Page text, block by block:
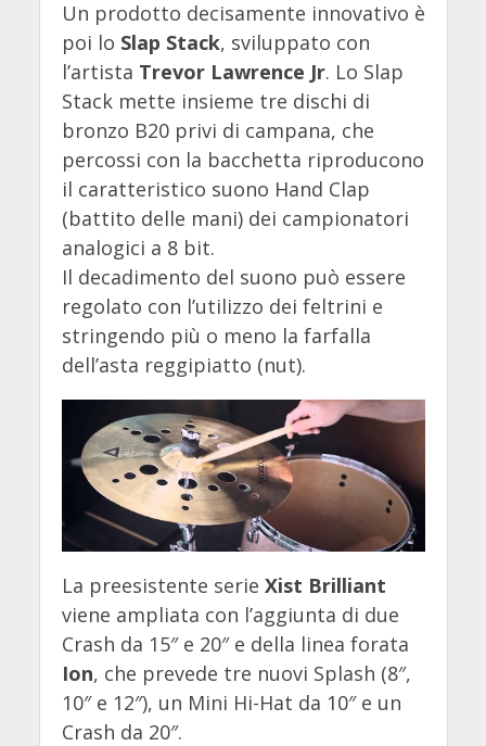
Un prodotto decisamente innovativo è
poi lo Slap Stack, sviluppato con
l’artista Trevor Lawrence Jr. Lo Slap
Stack mette insieme tre dischi di
bronzo B20 privi di campana, che
percossi con la bacchetta riproducono
il caratteristico suono Hand Clap
(battito delle mani) dei campionatori
analogici a 8 bit.
Il decadimento del suono può essere
regolato con l’utilizzo dei feltrini e
stringendo più o meno la farfalla
dell’asta reggipiatto (nut).
La preesistente serie Xist Brilliant
viene ampliata con l’aggiunta di due
Crash da 15″ e 20″ e della linea forata
Ion, che prevede tre nuovi Splash (8″,
10″ e 12″), un Mini Hi-Hat da 10″ e un
Crash da 20″.